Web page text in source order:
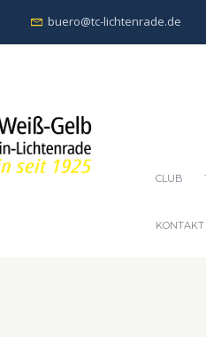
buero@tc-lichtenrade.de
CLUB
KONTAKT